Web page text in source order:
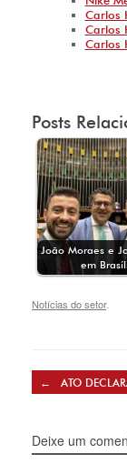
Carlos
Carlos
Carlos
Posts
João Moraes e
em
Notícias do setor.
Post navigation
← ATO
Deixe um